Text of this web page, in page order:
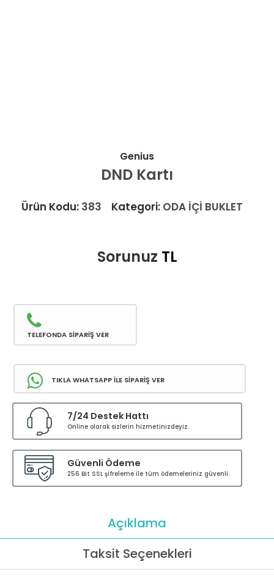
Genius
DND Kartı
Ürün Kodu: 383 Kategori: ODA İÇİ BUKLET
Sorunuz TL
TELEFONDA SİPARİŞ VER
TIKLA WHATSAPP İLE SİPARİŞ VER
7/24 Destek Hattı
Online olarak sizlerin hizmetinizdeyiz.
Güvenli Ödeme
256 Bit SSL şifreleme ile tüm ödemeleriniz güvenli.
Açıklama
Taksit Seçenekleri